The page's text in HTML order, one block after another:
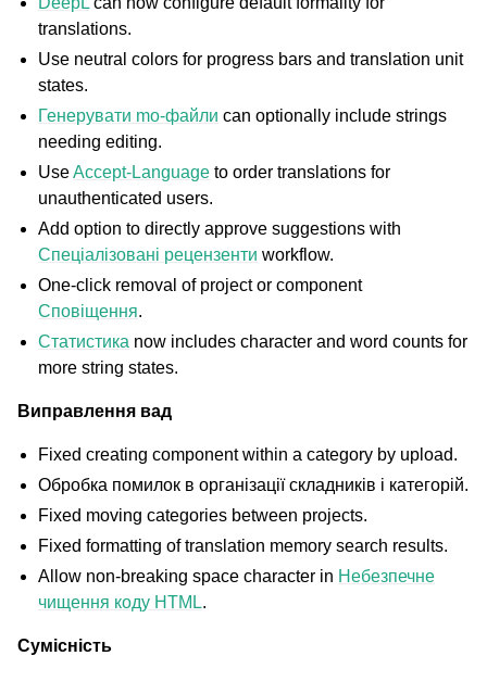
translations.
Use neutral colors for progress bars and translation unit
states.
Генерувати mo-файли can optionally include strings
needing editing.
UseAccept-Language to order translations for
unauthenticated users.
Add option to directly approve suggestions with
Спеціалізовані рецензенти workflow.
One-click removal of project or component
Сповіщення.
Статистика now includes character and word counts for
more string states.
Виправлення вад
Fixed creating component within a category by upload.
Обробка помилок в організації складників і категорій.
Fixed moving categories between projects.
Fixed formatting of translation memory search results.
Allow non-breaking space character in Небезпечне
чищення коду HTML.
Сумісність